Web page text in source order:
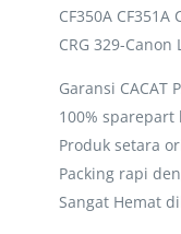
CF350A CF351A
CRG 329-Canon
Garansi
100%
Produk setara
Packing rapi
Sangat Hemat